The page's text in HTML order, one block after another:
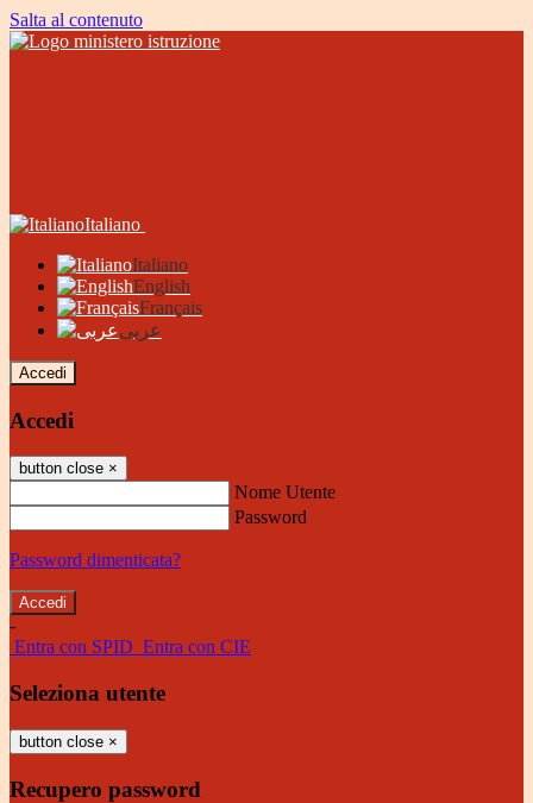
Salta al contenuto
Italiano
Italiano
English
Français
عربى
Accedi
Accedi
button close ×
Nome Utente
Password
Password dimenticata?
-
Entra con SPID Entra con CIE
Seleziona utente
button close ×
Recupero password